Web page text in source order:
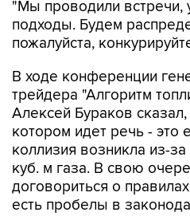
пожалуйста,
В ходе конференции
Алексей Бураков
котором идет речь - это
коллизия возникла из-за
куб. м газа. В свою
договориться о
есть пробелы в
Бураков пояснил